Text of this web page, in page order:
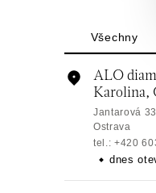
Všechny
ALO
Karolina,
Jantarová
Ostrava
tel.: +420
dnes